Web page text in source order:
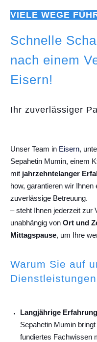
VIELE WEGE
Schnelle
nach einem
Eisern!
Ihr zuverlässiger
Unser Team in Eisern,
Sepahetin Mumin, einem
mit jahrzehntelanger
how, garantieren wir
zuverlässige Betreuung.
– steht Ihnen jederzeit zur
unabhängig von Ort und
Mittagspause, um Ihre
Warum Sie auf
Langjährige
Sepahetin Mumin
fundiertes Fachwissen